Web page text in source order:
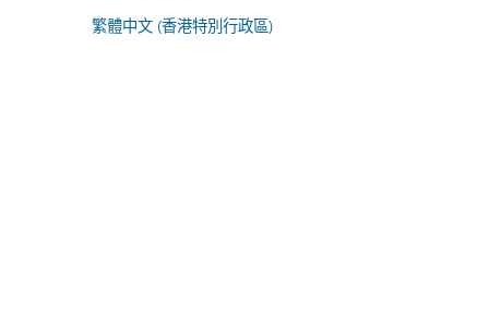
繁體中文 (香港特別行政區)